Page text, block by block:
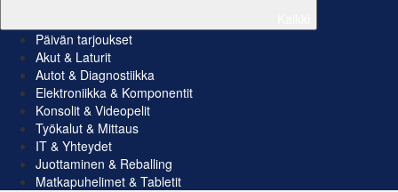
Päivän tarjoukset
Akut & Laturit
Autot & Diagnostiikka
Elektroniikka & Komponentit
Konsolit & Videopelit
Työkalut & Mittaus
IT & Yhteydet
Juottaminen & Reballing
Matkapuhelimet & Tabletit